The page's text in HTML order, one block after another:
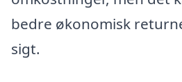
bedre økonomisk
sigt.